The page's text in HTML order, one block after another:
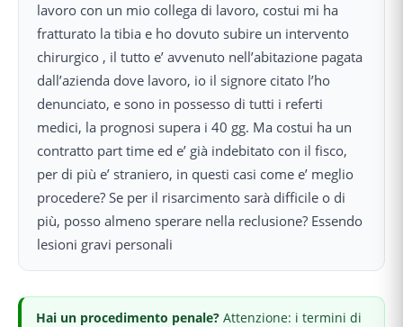
lavoro con un mio collega di lavoro, costui mi ha
fratturato la tibia e ho dovuto subire un intervento
chirurgico , il tutto e’ avvenuto nell’abitazione pagata
dall’azienda dove lavoro, io il signore citato l’ho
denunciato, e sono in possesso di tutti i referti
medici, la prognosi supera i 40 gg. Ma costui ha un
contratto part time ed e’ già indebitato con il fisco,
per di più e’ straniero, in questi casi come e’ meglio
procedere? Se per il risarcimento sarà difficile o di
più, posso almeno sperare nella reclusione? Essendo
lesioni gravi personali
Hai un procedimento penale? Attenzione: i termini di